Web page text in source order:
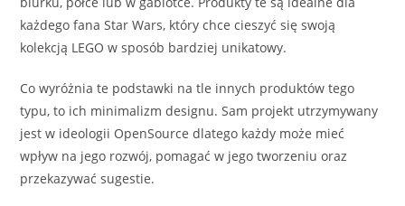
każdego fana Star Wars, który chce cieszyć się swoją
kolekcją LEGO w sposób bardziej unikatowy.
Co wyróżnia te podstawki na tle innych produktów tego
typu, to ich minimalizm designu. Sam projekt utrzymywany
jest w ideologii OpenSource dlatego każdy może mieć
wpływ na jego rozwój, pomagać w jego tworzeniu oraz
przekazywać sugestie.